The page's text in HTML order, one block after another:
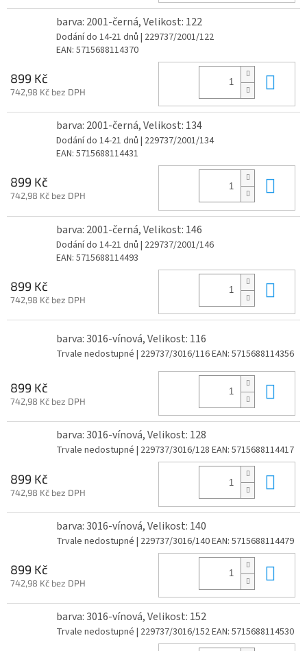
barva: 2001-černá, Velikost: 122
Dodání do 14-21 dnů | 229737/2001/122
EAN: 5715688114370
899 Kč
742,98 Kč bez DPH
barva: 2001-černá, Velikost: 134
Dodání do 14-21 dnů | 229737/2001/134
EAN: 5715688114431
899 Kč
742,98 Kč bez DPH
barva: 2001-černá, Velikost: 146
Dodání do 14-21 dnů | 229737/2001/146
EAN: 5715688114493
899 Kč
742,98 Kč bez DPH
barva: 3016-vínová, Velikost: 116
Trvale nedostupné | 229737/3016/116EAN: 5715688114356
899 Kč
742,98 Kč bez DPH
barva: 3016-vínová, Velikost: 128
Trvale nedostupné | 229737/3016/128 EAN: 5715688114417
899 Kč
742,98 Kč bez DPH
barva: 3016-vínová, Velikost: 140
Trvale nedostupné | 229737/3016/140EAN: 5715688114479
899 Kč
742,98 Kč bez DPH
barva: 3016-vínová, Velikost: 152
Trvale nedostupné | 229737/3016/152EAN: 5715688114530